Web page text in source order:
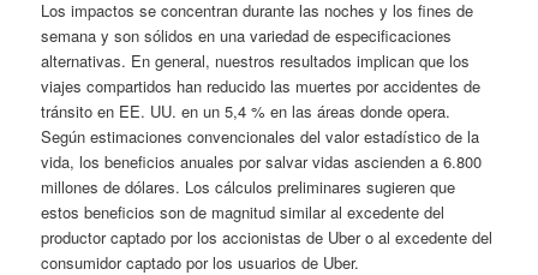
Los impactos se concentran durante las noches y los fines de
semana y son sólidos en una variedad de especificaciones
alternativas. En general, nuestros resultados implican que los
viajes compartidos han reducido las muertes por accidentes de
tránsito en EE. UU. en un 5,4 % en las áreas donde opera.
Según estimaciones convencionales del valor estadístico de la
vida, los beneficios anuales por salvar vidas ascienden a 6.800
millones de dólares. Los cálculos preliminares sugieren que
estos beneficios son de magnitud similar al excedente del
productor captado por los accionistas de Uber o al excedente del
consumidor captado por los usuarios de Uber.